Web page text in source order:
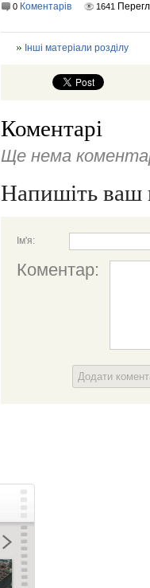
0 Коментарів 1641
Інші матеріали розділу
Коментарі
Ще нема
Напишіть ваш
Ім'я:
Коментар:
Додати